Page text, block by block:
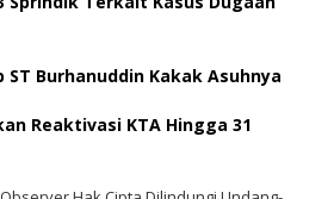
Burhanuddin Kakak Asuhnya
Reaktivasi KTA Hingga 31